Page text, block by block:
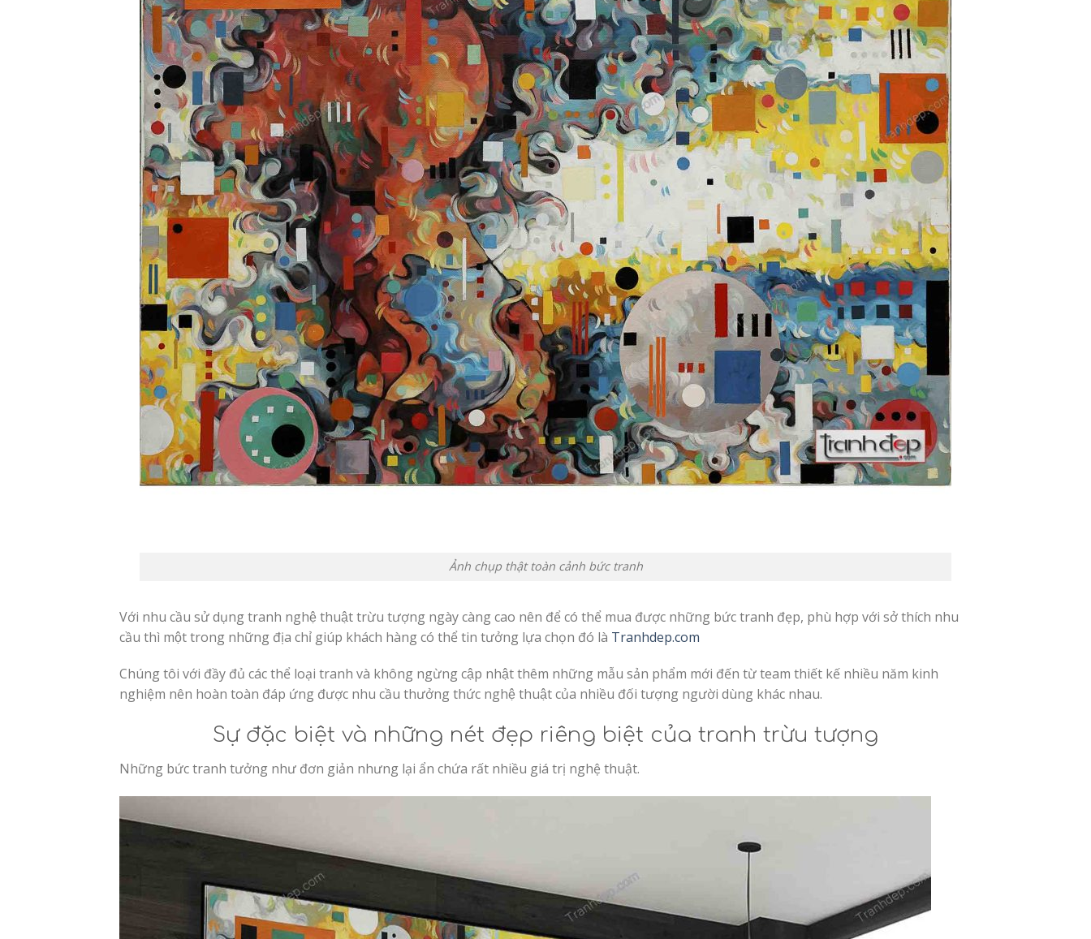
Ảnh chụp thật toàn cảnh bức tranh
Với nhu cầu sử dụng tranh nghệ thuật trừu tượng ngày càng cao nên để có thể mua được những bức tranh đẹp, phù hợp với sở thích nhu
cầu thì một trong những địa chỉ giúp khách hàng có thể tin tưởng lựa chọn đó là Tranhdep.com
Chúng tôi với đầy đủ các thể loại tranh và không ngừng cập nhật thêm những mẫu sản phẩm mới đến từ team thiết kế nhiều năm kinh
nghiệm nên hoàn toàn đáp ứng được nhu cầu thưởng thức nghệ thuật của nhiều đối tượng người dùng khác nhau.
Sự đặc biệt và những nét đẹp riêng biệt của tranh trừu tượng
Những bức tranh tưởng như đơn giản nhưng lại ẩn chứa rất nhiều giá trị nghệ thuật.